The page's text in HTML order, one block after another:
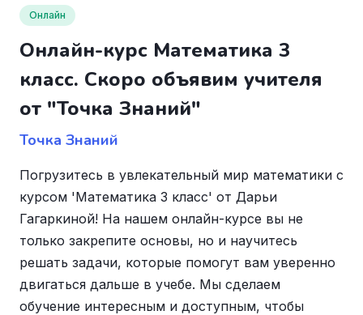
Онлайн
Онлайн-курс Математика 3
класс. Скоро объявим учителя
от "Точка Знаний"
Точка Знаний
Погрузитесь в увлекательный мир математики с
курсом 'Математика 3 класс' от Дарьи
Гагаркиной! На нашем онлайн-курсе вы не
только закрепите основы, но и научитесь
решать задачи, которые помогут вам уверенно
двигаться дальше в учебе. Мы сделаем
обучение интересным и доступным, чтобы